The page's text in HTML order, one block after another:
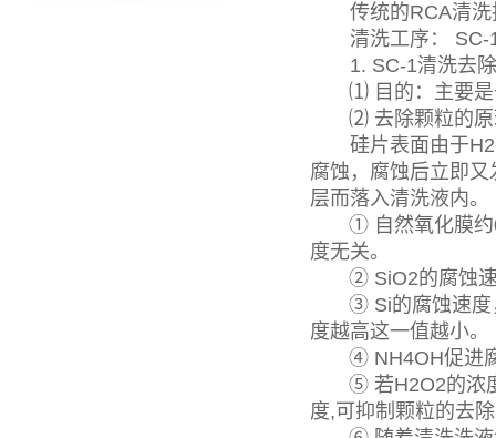
传统的RCA清洗
清洗工序： SC-
1. SC-1清洗去除
⑴ 目的：主要是去
⑵ 去除颗粒的原
硅片表面由于
腐蚀，腐蚀后立即
层而落入清洗液内。
① 自然氧化膜约
度无关。
② SiO2的腐蚀速
③ Si的腐蚀速度，
度越高这一值越小。
④ NH4OH促进腐
⑤ 若H2O2的浓度
度,可抑制颗粒的去